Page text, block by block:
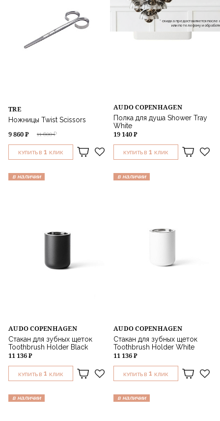
TRE
Ножницы Twist Scissors
11 600 ₽
9 860 ₽
КУПИТЬ В 1 КЛИК
AUDO COPENHAGEN
Полка для душа Shower Tray
White
19 140 ₽
КУПИТЬ В 1 КЛИК
в наличии
AUDO COPENHAGEN
Стакан для зубных щеток
Toothbrush Holder Black
11 136 ₽
КУПИТЬ В 1 КЛИК
в наличии
AUDO COPENHAGEN
Стакан для зубных щеток
Toothbrush Holder White
11 136 ₽
КУПИТЬ В 1 КЛИК
в наличии в наличии
* скидка предоставляется
или по телефону и